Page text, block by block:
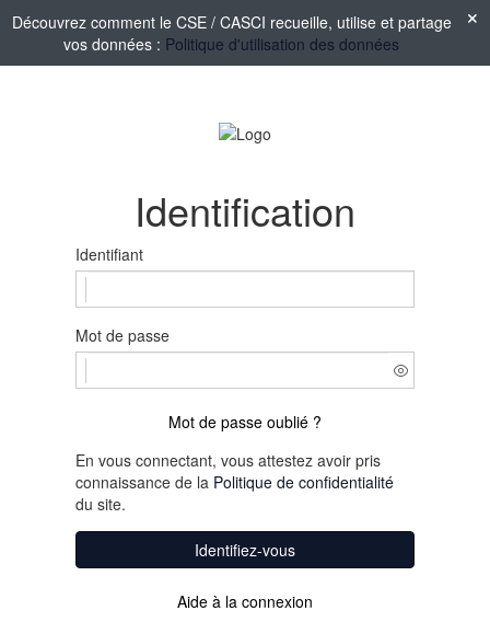
Découvrez comment le CSE / CASCI recueille, utilise et partage
vos données : Politique d'utilisation des données
Identification
Identifiant
Mot de passe
Mot de passe oublié ?
En vous connectant, vous attestez avoir pris
connaissance de la Politique de confidentialité
du site.
Identifiez-vous
Aide à la connexion